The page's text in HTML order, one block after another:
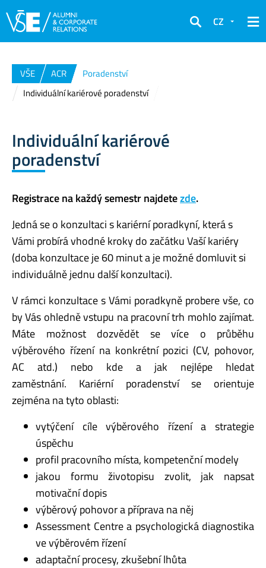
Hledat
CZ
VŠE ACR
Poradenství
Individuální kariérové poradenství
Individuální kariérové
poradenství
Registrace na každý semestr najdetezde.
Jedná se o konzultaci s kariérní poradkyní, která s
Vámi probírá vhodné kroky do začátku Vaší kariéry
(doba konzultace je 60 minut a je možné domluvit si
individuálně jednu další konzultaci).
V rámci konzultace s Vámi poradkyně probere vše, co
by Vás ohledně vstupu na pracovní trh mohlo zajímat.
Máte možnost dozvědět se více o průběhu
výběrového řízení na konkrétní pozici (CV, pohovor,
AC atd.) nebo kde a jak nejlépe hledat
zaměstnání. Kariérní poradenství se orientuje
zejména na tyto oblasti:
vytýčení cíle výběrového řízení a strategie
úspěchu
profil pracovního místa, kompetenční modely
jakou formu životopisu zvolit, jak napsat
motivační dopis
výběrový pohovor a příprava na něj
Assessment Centre a psychologická diagnostika
ve výběrovém řízení
adaptační procesy, zkušební lhůta